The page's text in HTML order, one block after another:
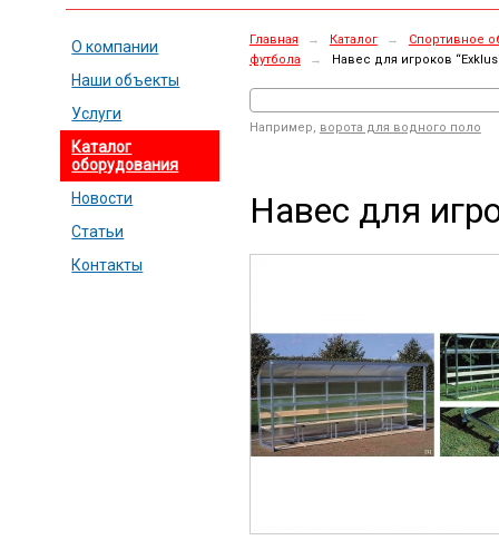
О компании
Наши объекты
Услуги
Каталог
оборудования
Новости
Статьи
Контакты
Главная → Каталог →
Спортивное
футбола
→ Навес для игроков
Например, ворота для водного поло
Навес для